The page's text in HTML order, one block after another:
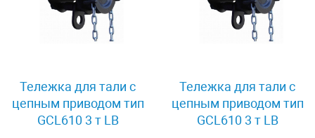
Тележка для тали с
цепным приводом тип
GCL610 3 т LB
Тележка для тали с
цепным приводом тип
GCL610 3 т LB